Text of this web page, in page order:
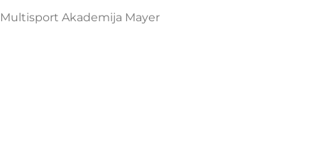
Multisport Akademija Mayer